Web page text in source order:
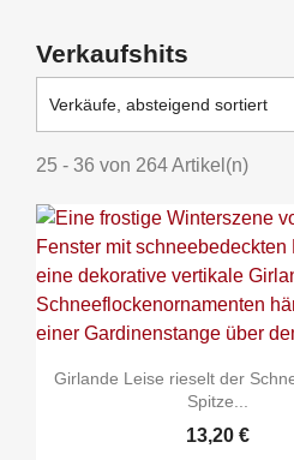
Verkaufshits
Verkäufe, absteigend sortiert
25 - 36 von 264 Artikel(n)
Girlande Leise rieselt der
Spitze...
13,20 €